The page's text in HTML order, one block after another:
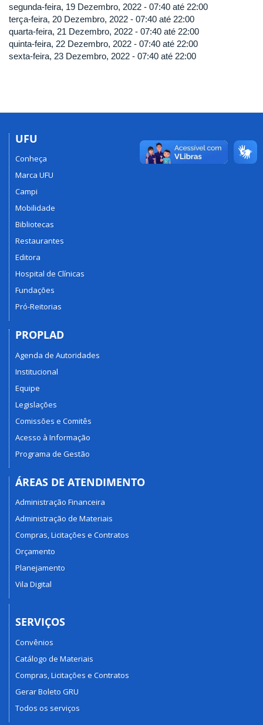
segunda-feira, 19 Dezembro, 2022 - 07:40 até 22:00
terça-feira, 20 Dezembro, 2022 - 07:40 até 22:00
quarta-feira, 21 Dezembro, 2022 - 07:40 até 22:00
quinta-feira, 22 Dezembro, 2022 - 07:40 até 22:00
sexta-feira, 23 Dezembro, 2022 - 07:40 até 22:00
UFU
Conheça
Marca UFU
Campi
Mobilidade
Bibliotecas
Restaurantes
Editora
Hospital de Clínicas
Fundações
Pró-Reitorias
PROPLAD
Agenda de Autoridades
Institucional
Equipe
Legislações
Comissões e Comitês
Acesso à Informação
Programa de Gestão
ÁREAS DE ATENDIMENTO
Administração Financeira
Administração de Materiais
Compras, Licitações e Contratos
Orçamento
Planejamento
Vila Digital
SERVIÇOS
Convênios
Catálogo de Materiais
Compras, Licitações e Contratos
Gerar Boleto GRU
Todos os serviços